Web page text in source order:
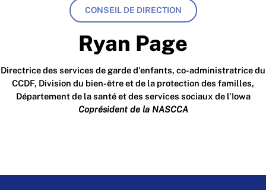
CONSEIL DE DIRECTION
Ryan Page
Directrice des services de garde d'enfants, co-administratrice du
CCDF, Division du bien-être et de la protection des familles,
Département de la santé et des services sociaux de l'Iowa
Coprésident de la NASCCA